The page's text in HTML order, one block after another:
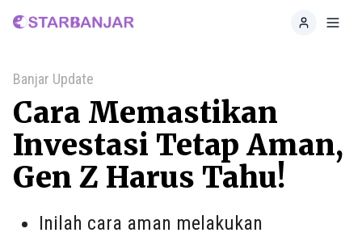
Home
Banjar Update
Cara Memastikan
Investasi Tetap Aman,
Gen Z Harus Tahu!
Inilah cara aman melakukan